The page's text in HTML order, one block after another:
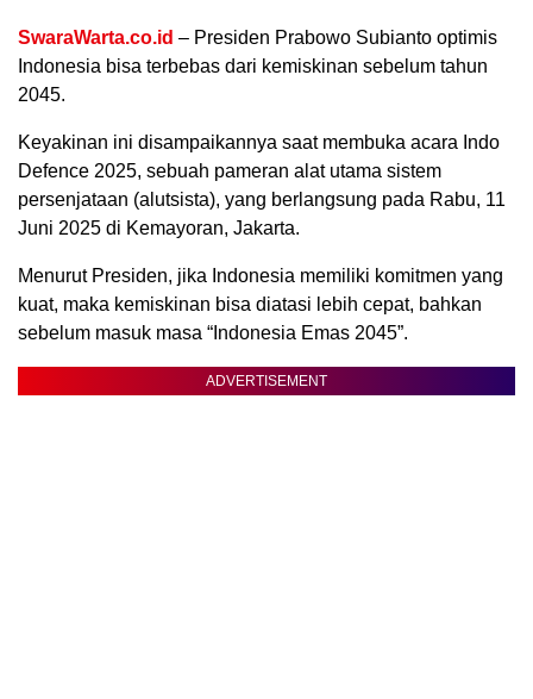
SwaraWarta.co.id – Presiden Prabowo Subianto optimis
Indonesia bisa terbebas dari kemiskinan sebelum tahun
2045.
Keyakinan ini disampaikannya saat membuka acara Indo
Defence 2025, sebuah pameran alat utama sistem
persenjataan (alutsista), yang berlangsung pada Rabu, 11
Juni 2025 di Kemayoran, Jakarta.
Menurut Presiden, jika Indonesia memiliki komitmen yang
kuat, maka kemiskinan bisa diatasi lebih cepat, bahkan
sebelum masuk masa “Indonesia Emas 2045”.
ADVERTISEMENT